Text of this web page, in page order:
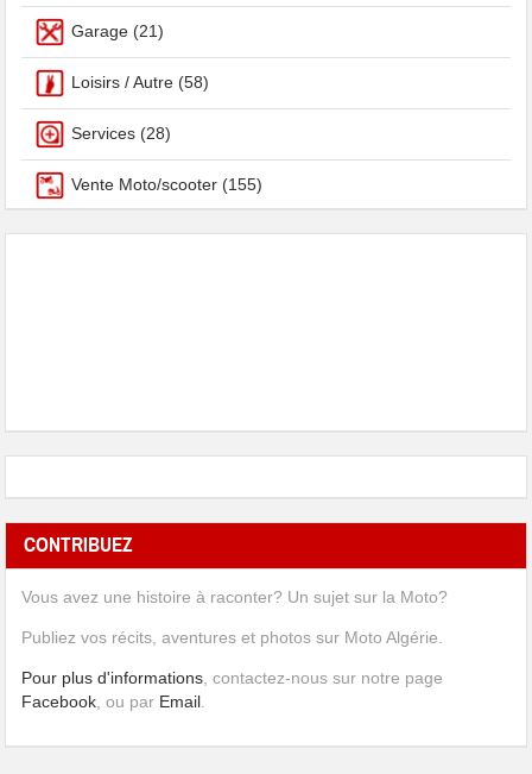
Garage (21)
Loisirs / Autre (58)
Services (28)
Vente Moto/scooter (155)
CONTRIBUEZ
Vous avez une histoire à raconter? Un sujet sur la Moto?
Publiez vos récits, aventures et photos sur Moto Algérie.
Pour plus d'informations , contactez-nous sur notre page
Facebook , ou par Email